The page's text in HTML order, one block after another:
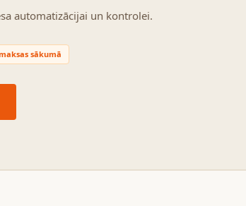
automatizācijai un kontrolei.
sākumā